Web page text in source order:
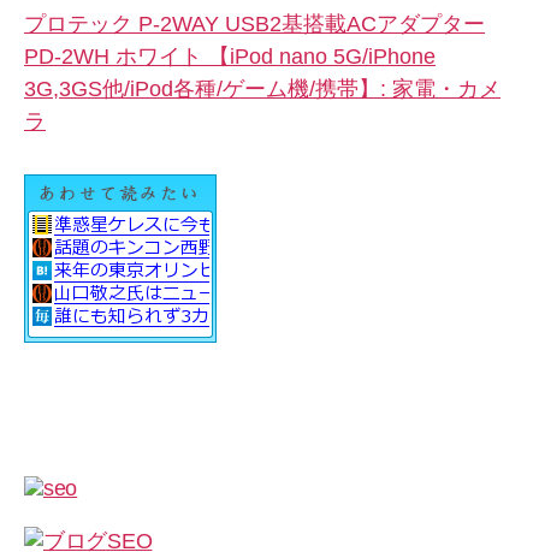
プロテック P-2WAY USB2基搭載ACアダプター
PD-2WH ホワイト 【iPod nano 5G/iPhone
3G,3GS他/iPod各種/ゲーム機/携帯】: 家電・カメ
ラ